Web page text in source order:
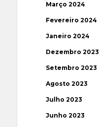
Março 2024
Fevereiro 2024
Janeiro 2024
Dezembro 2023
Setembro 2023
Agosto 2023
Julho 2023
Junho 2023